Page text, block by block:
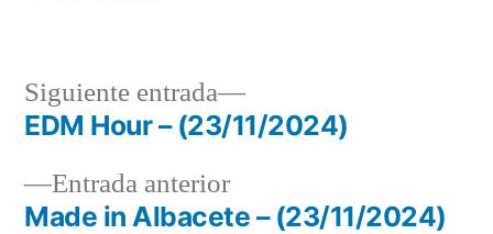
Navegación
deEntrada anteriorEntrada
anterior:
Made in Albacete – (23/11/2024)
Siguiente entrada
Siguiente
entrada:
EDM Hour – (23/11/2024)